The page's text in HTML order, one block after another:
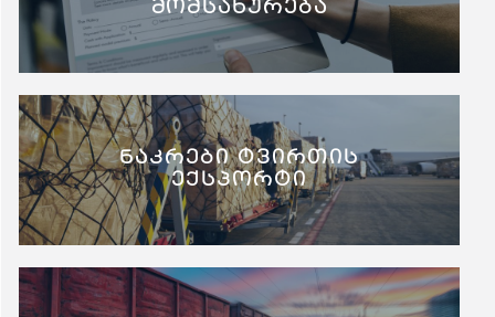
მომსახურება
ნაკრები ტვირთის
ექსპორტი